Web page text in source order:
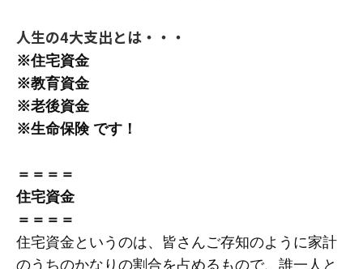
人生の4大支出とは・・・
※住宅資金
※教育資金
※老後資金
※生命保険 です！
＝＝＝＝
住宅資金
＝＝＝＝
住宅資金というのは、皆さんご存知のように家計
のうちのかなりの割合を占めるもので、誰一人と